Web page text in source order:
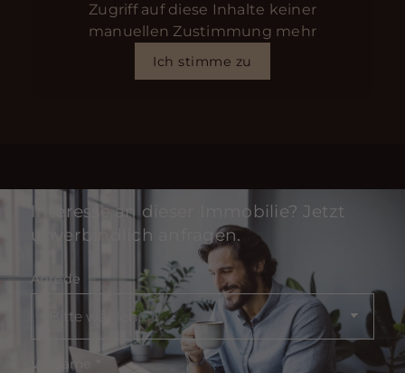
Zugriff auf diese Inhalte keiner
manuellen Zustimmung mehr
Ich stimme zu
Interesse an dieser Immobilie? Jetzt
unverbindlich anfragen.
Anrede
Vorname